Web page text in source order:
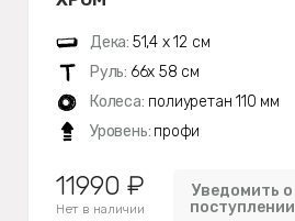
Дека: 51,4 х 12 см
Руль: 66х 58 см
Колеса: полиуретан 110 мм
Уровень: профи
11990 ₽
Нет в наличии
Уведомить о
поступлении